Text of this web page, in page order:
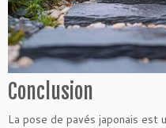
Conclusion
La pose de pavés japonais est